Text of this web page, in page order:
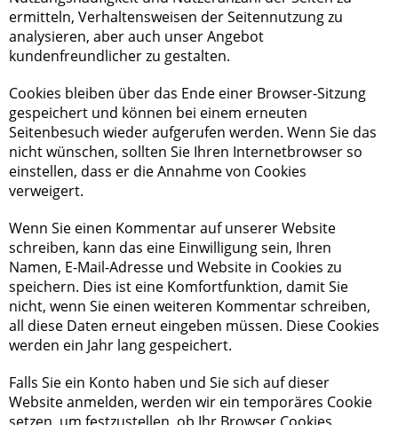
ermitteln, Verhaltensweisen der Seitennutzung zu
analysieren, aber auch unser Angebot
kundenfreundlicher zu gestalten.
Cookies bleiben über das Ende einer Browser-Sitzung
gespeichert und können bei einem erneuten
Seitenbesuch wieder aufgerufen werden. Wenn Sie das
nicht wünschen, sollten Sie Ihren Internetbrowser so
einstellen, dass er die Annahme von Cookies
verweigert.
Wenn Sie einen Kommentar auf unserer Website
schreiben, kann das eine Einwilligung sein, Ihren
Namen, E-Mail-Adresse und Website in Cookies zu
speichern. Dies ist eine Komfortfunktion, damit Sie
nicht, wenn Sie einen weiteren Kommentar schreiben,
all diese Daten erneut eingeben müssen. Diese Cookies
werden ein Jahr lang gespeichert.
Falls Sie ein Konto haben und Sie sich auf dieser
Website anmelden, werden wir ein temporäres Cookie